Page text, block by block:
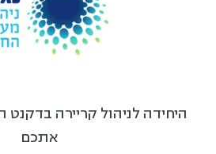
היחידה לניהול קריירה בדקנט
אתכם